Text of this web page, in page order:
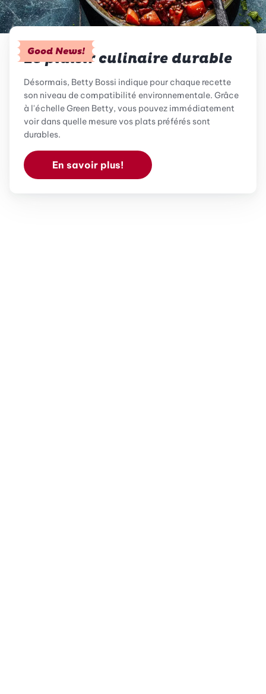
Good News!
Le plaisir culinaire durable
Désormais, Betty Bossi indique pour chaque recette
son niveau de compatibilité environnementale. Grâce
à l'échelle Green Betty, vous pouvez immédiatement
voir dans quelle mesure vos plats préférés sont
durables.
En savoir plus!